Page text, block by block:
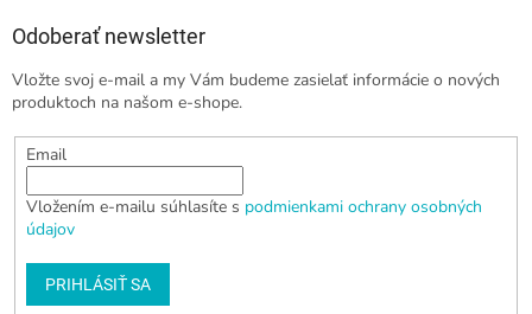
Odoberať newsletter
Vložte svoj e-mail a my Vám budeme zasielať informácie o nových
produktoch na našom e-shope.
Email
Vložením e-mailu súhlasíte s podmienkami ochrany osobných
údajov
PRIHLÁSIŤ SA